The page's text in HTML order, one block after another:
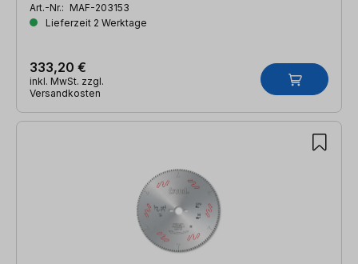
Art.-Nr.: MAF-203153
Lieferzeit 2 Werktage
333,20 €
inkl. MwSt. zzgl.
Versandkosten